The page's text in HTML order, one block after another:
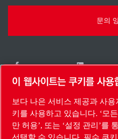
문의
사이트 맵설정 관리
South
이 웹사이트는 쿠키를 사용
보다 나은 서비스 제공과 사
키를 사용하고 있습니다. ‘모든
만 허용’, 또는 ‘설정 관리’를